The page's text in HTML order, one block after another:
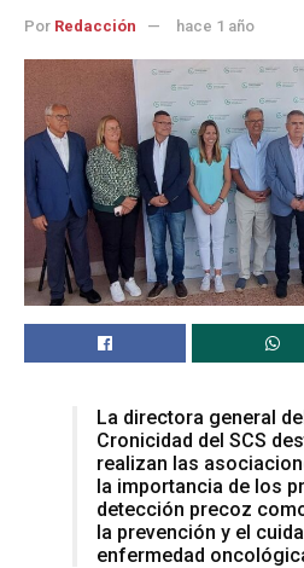
Por Redacción hace 1 año
La directora general
Cronicidad del SCS
realizan las
la importancia de los
detección precoz
la prevención y el
enfermedad